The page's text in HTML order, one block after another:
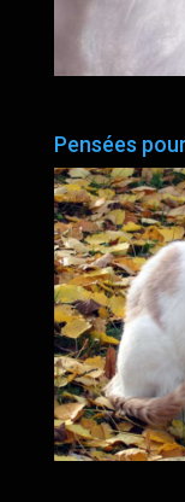
Pensées